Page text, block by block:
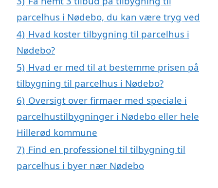
parcelhus i Nødebo, du kan være tryg ved
4) Hvad koster tilbygning til parcelhus i
Nødebo?
5) Hvad er med til at bestemme prisen på
tilbygning til parcelhus i Nødebo?
6) Oversigt over firmaer med speciale i
parcelhustilbygninger i Nødebo eller hele
Hillerød kommune
7) Find en professionel til tilbygning til
parcelhus i byer nær Nødebo